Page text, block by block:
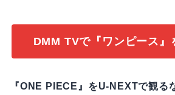
DMM TVで『ワンピース』
『ONE PIECE』をU-NEXTで観る